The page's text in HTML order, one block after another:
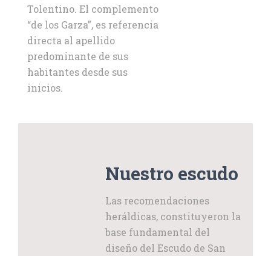
Tolentino. El complemento
“de los Garza”, es referencia
directa al apellido
predominante de sus
habitantes desde sus
inicios.
Nuestro escudo
Las recomendaciones
heráldicas, constituyeron la
base fundamental del
diseño del Escudo de San